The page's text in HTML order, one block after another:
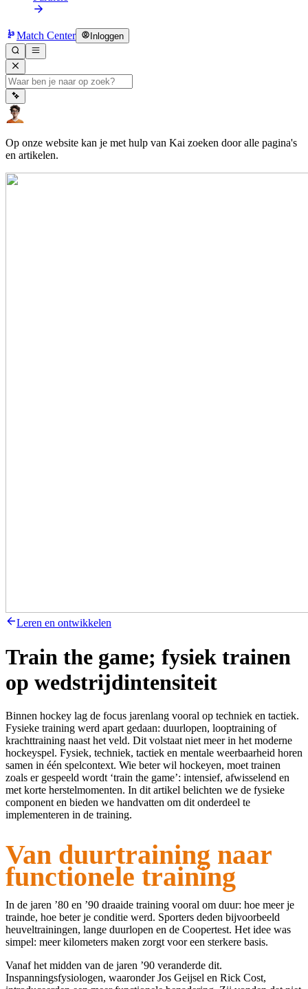
Match Center Inloggen
Op onze website kan je met hulp van Kai zoeken door alle pagina's
en artikelen.
Leren en ontwikkelen
Train the game; fysiek trainen
op wedstrijdintensiteit
Binnen hockey lag de focus jarenlang vooral op techniek en tactiek.
Fysieke training werd apart gedaan: duurlopen, looptraining of
krachttraining naast het veld. Dit volstaat niet meer in het moderne
hockeyspel. Fysiek, techniek, tactiek en mentale weerbaarheid horen
samen in één spelcontext. Wie beter wil hockeyen, moet trainen
zoals er gespeeld wordt ‘train the game’: intensief, afwisselend en
met korte herstelmomenten. In dit artikel belichten we de fysieke
component en bieden we handvatten om dit onderdeel te
implementeren in de training.
Van duurtraining naar
functionele training
In de jaren ’80 en ’90 draaide training vooral om duur: hoe meer je
trainde, hoe beter je conditie werd. Sporters deden bijvoorbeeld
heuveltrainingen, lange duurlopen en de Coopertest. Het idee was
simpel: meer kilometers maken zorgt voor een sterkere basis.
Vanaf het midden van de jaren ’90 veranderde dit.
Inspanningsfysiologen, waaronder Jos Geijsel en Rick Cost,